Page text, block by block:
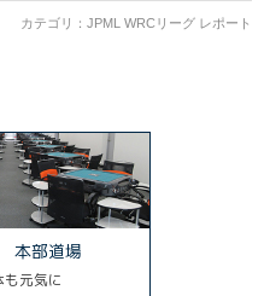
カテゴリ： JPML WRCリーグ レポート
本部道場
も元気に